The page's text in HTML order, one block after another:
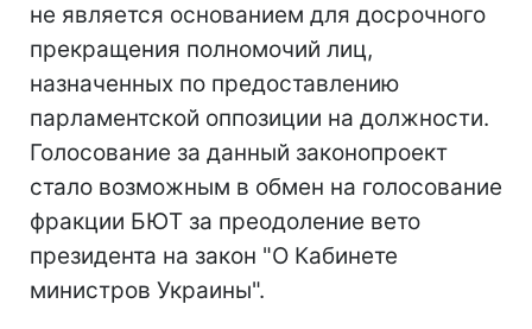
не является основанием для досрочного
прекращения полномочий лиц,
назначенных по предоставлению
парламентской оппозиции на должности.
Голосование за данный законопроект
стало возможным в обмен на голосование
фракции БЮТ за преодоление вето
президента на закон "О Кабинете
министров Украины".